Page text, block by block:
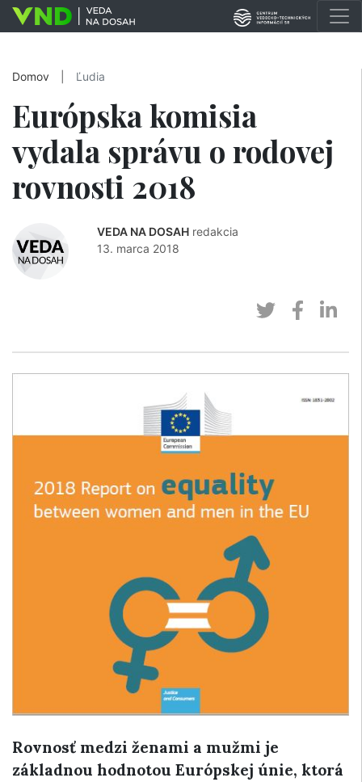
Domov Ľudia
Európska komisia
vydala správu o rodovej
rovnosti 2018
VEDA NA DOSAH redakcia
13. marca 2018
Rovnosť medzi ženami a mužmi je
základnou hodnotou Európskej únie, ktorá